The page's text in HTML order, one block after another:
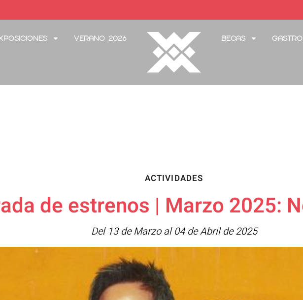
Verano 2026 Becas
ACTIVIDADES
de estrenos | Marzo 2025:
Del 13 de Marzo al 04 de Abril de 2025